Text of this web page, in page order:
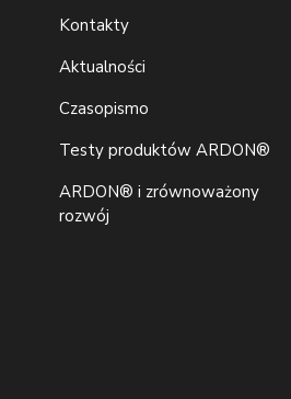
Kontakty
Aktualności
Czasopismo
Testy produktów ARDON®
ARDON® i zrównoważony
rozwój